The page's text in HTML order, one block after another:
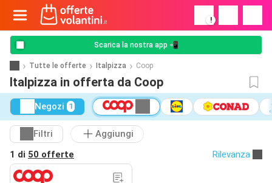
!
Scarica la nostra app 📲
Tutte le offerte Italpizza Coop
Italpizza in offerta da Coop
Negozi 1
Filtri
Aggiungi
1 di 50 offerte Rilevanza